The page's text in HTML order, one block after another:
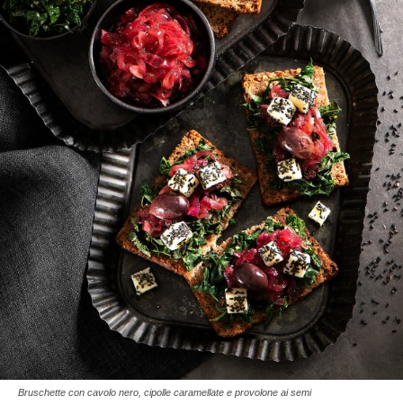
Bruschette con cavolo nero, cipolle caramellate e provolone ai semi